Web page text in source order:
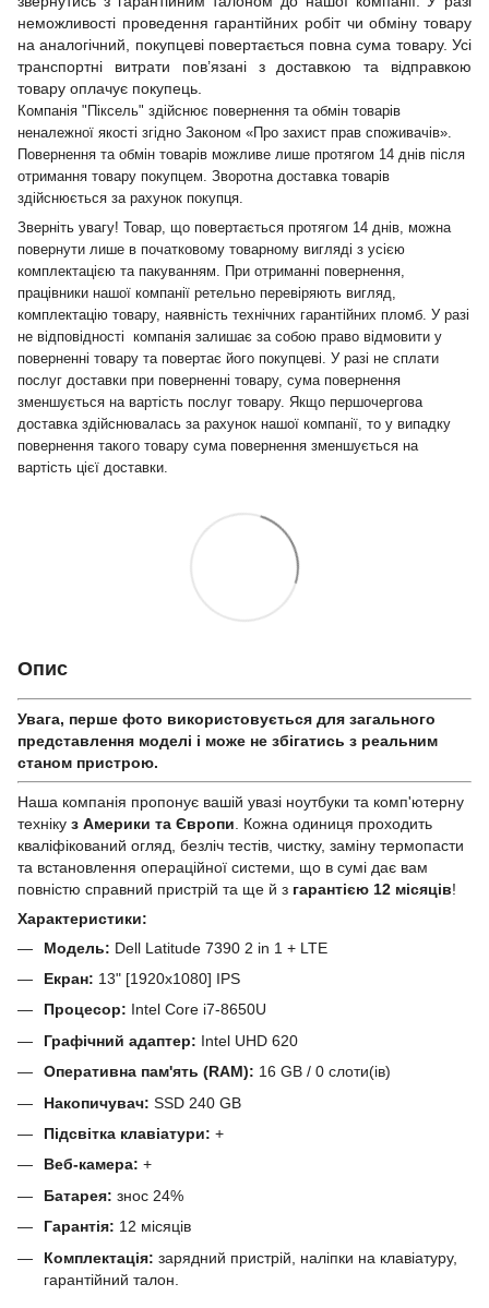
неможливості проведення гарантійних робіт чи обміну товару
на аналогічний, покупцеві повертається повна сума товару. Усі
транспортні витрати пов’язані з доставкою та відправкою
товару оплачує покупець.
Компанія "Піксель" здійснює повернення та обмін товарів
неналежної якості згідно Законом «Про захист прав споживачів».
Повернення та обмін товарів можливе лише протягом 14 днів після
отримання товару покупцем. Зворотна доставка товарів
здійснюється за рахунок покупця.
Зверніть увагу! Товар, що повертається протягом 14 днів, можна
повернути лише в початковому товарному вигляді з усією
комплектацією та пакуванням. При отриманні повернення,
працівники нашої компанії ретельно перевіряють вигляд,
комплектацію товару, наявність технічних гарантійних пломб. У разі
не відповідності компанія залишає за собою право відмовити у
поверненні товару та повертає його покупцеві. У разі не сплати
послуг доставки при поверненні товару, сума повернення
зменшується на вартість послуг товару. Якщо першочергова
доставка здійснювалась за рахунок нашої компанії, то у випадку
повернення такого товару сума повернення зменшується на
вартість цієї доставки.
Опис
Увага, перше фото використовується для загального
представлення моделі і може не збігатись з реальним
станом приcтрою.
Наша компанія пропонує вашій увазі ноутбуки та комп'ютерну
техніку з Америки та Європи . Кожна одиниця проходить
кваліфікований огляд, безліч тестів, чистку, заміну термопасти
та встановлення операційної системи, що в сумі дає вам
повністю справний пристрій та ще й з гарантією 12 місяців!
Характеристики:
Модель: Dell Latitude 7390 2 in 1 + LTE
Екран: 13" [1920x1080] IPS
Процесор: Intel Core i7-8650U
Графічний адаптер: Intel UHD 620
Оперативна пам'ять (RAM): 16 GB / 0 слоти(ів)
Накопичувач: SSD 240 GB
Підсвітка клавіатури: +
Веб-камера: +
Батарея: знос 24%
Гарантія: 12 місяців
Комплектація: зарядний пристрій, наліпки на клавіатуру,
гарантійний талон.